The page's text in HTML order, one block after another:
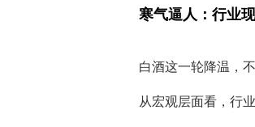
寒气逼人：行业
白酒这一轮降温，
从宏观层面看，行